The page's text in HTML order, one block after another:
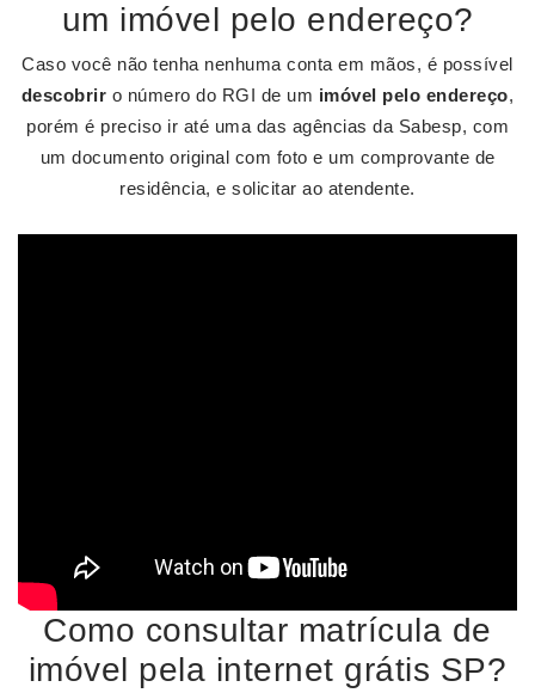
um imóvel pelo endereço?
Caso você não tenha nenhuma conta em mãos, é possível
descobrir o número do RGI de um imóvel pelo endereço,
porém é preciso ir até uma das agências da Sabesp, com
um documento original com foto e um comprovante de
residência, e solicitar ao atendente.
Como consultar matrícula de
imóvel pela internet grátis SP?